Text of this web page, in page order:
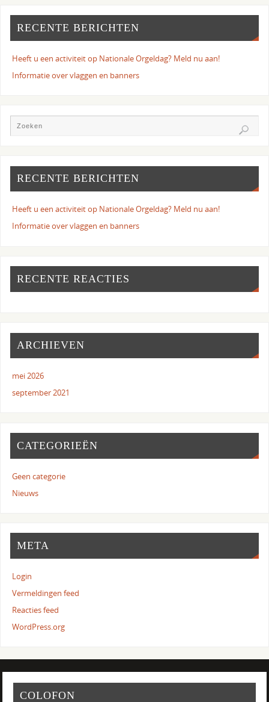
RECENTE BERICHTEN
Heeft u een activiteit op Nationale Orgeldag? Meld nu aan!
Informatie over vlaggen en banners
RECENTE BERICHTEN
Heeft u een activiteit op Nationale Orgeldag? Meld nu aan!
Informatie over vlaggen en banners
RECENTE REACTIES
ARCHIEVEN
mei 2026
september 2021
CATEGORIEËN
Geen categorie
Nieuws
META
Login
Vermeldingen feed
Reacties feed
WordPress.org
COLOFON